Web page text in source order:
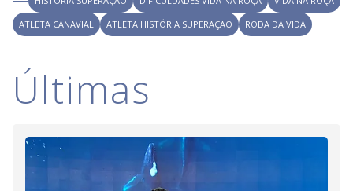
ATLETA CANAVIAL
ATLETA HISTÓRIA SUPERAÇÃO RODA DA VIDA
Últimas